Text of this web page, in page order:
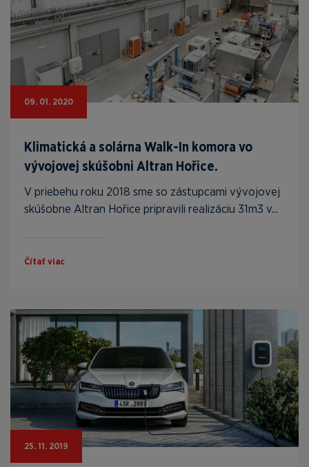
09. 01. 2020
Klimatická a solárna Walk-In komora vo
vývojovej skúšobni Altran Hořice.
V priebehu roku 2018 sme so zástupcami vývojovej
skúšobne Altran Hořice pripravili realizáciu 31m3 v...
Čítať viac
25. 11. 2019